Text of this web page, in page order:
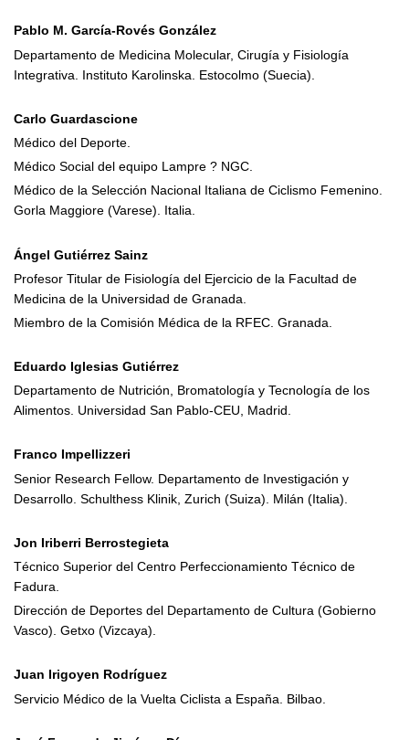
Pablo M. García-Rovés González
Departamento de Medicina Molecular, Cirugía y Fisiología
Integrativa. Instituto Karolinska. Estocolmo (Suecia).
Carlo Guardascione
Médico del Deporte.
Médico Social del equipo Lampre ? NGC.
Médico de la Selección Nacional Italiana de Ciclismo Femenino.
Gorla Maggiore (Varese). Italia.
Ángel Gutiérrez Sainz
Profesor Titular de Fisiología del Ejercicio de la Facultad de
Medicina de la Universidad de Granada.
Miembro de la Comisión Médica de la RFEC. Granada.
Eduardo Iglesias Gutiérrez
Departamento de Nutrición, Bromatología y Tecnología de los
Alimentos. Universidad San Pablo-CEU, Madrid.
Franco Impellizzeri
Senior Research Fellow. Departamento de Investigación y
Desarrollo. Schulthess Klinik, Zurich (Suiza). Milán (Italia).
Jon Iriberri Berrostegieta
Técnico Superior del Centro Perfeccionamiento Técnico de
Fadura.
Dirección de Deportes del Departamento de Cultura (Gobierno
Vasco). Getxo (Vizcaya).
Juan Irigoyen Rodríguez
Servicio Médico de la Vuelta Ciclista a España. Bilbao.